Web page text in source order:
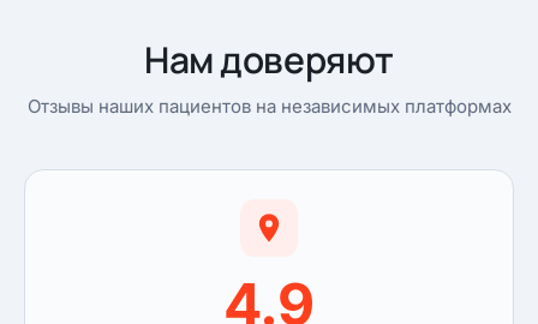
Нам доверяют
Отзывы наших пациентов на независимых платформах
4.9